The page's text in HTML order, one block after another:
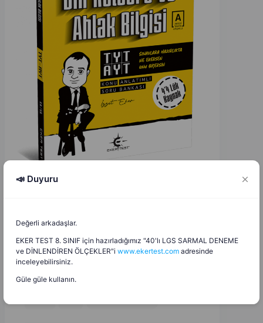
EC
21.12.2025
10. Sınıf Din Kültürü ve Ahlak Bilgisi 1. Dönem 2.
Yazılı (maarif-AB Guplu) 5. Senaryo
📣 Duyuru
Değerli arkadaşlar.
EKER TEST 8. SINIF için hazırladığımız "40'lı LGS SARMAL DENEME
ve DİNLENDİREN ÖLÇEKLER"i www.ekertest.com adresinde
inceleyebilirsiniz.
Güle güle kullanın.